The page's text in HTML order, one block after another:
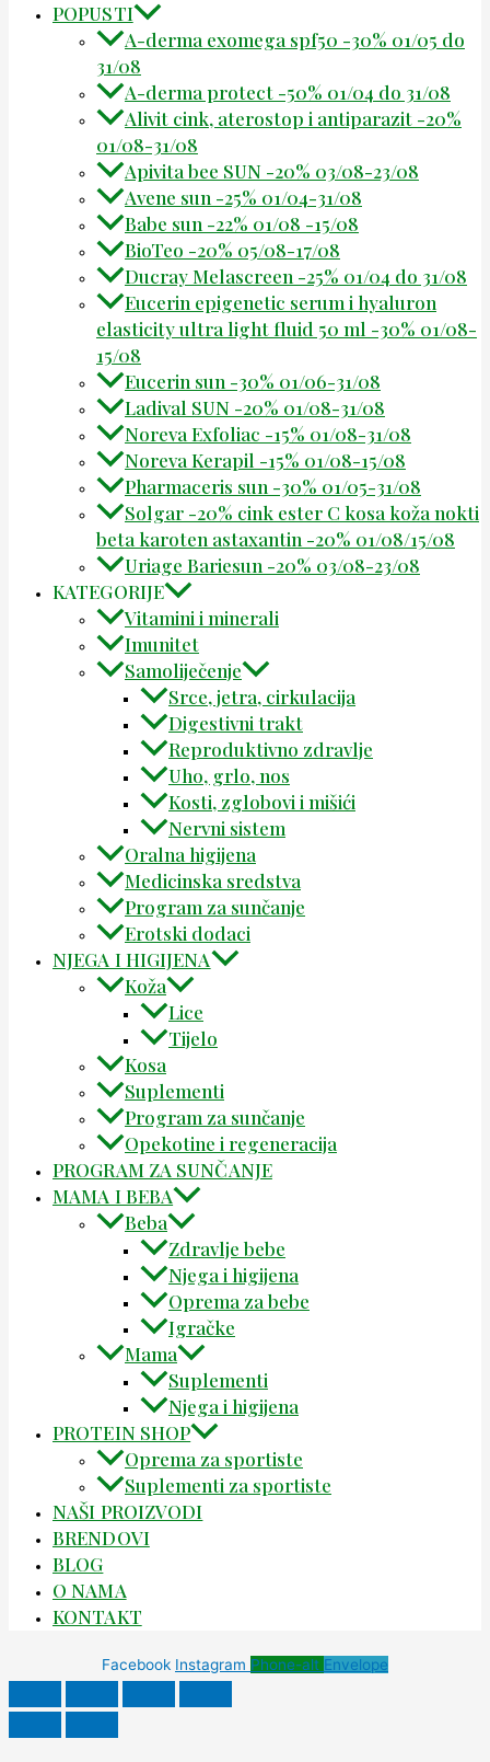
POPUSTI
A-derma exomega spf50 -30% 01/05 do
31/08
A-derma protect -50% 01/04 do 31/08
Alivit cink, aterostop i antiparazit -20%
01/08-31/08
Apivita bee SUN -20% 03/08-23/08
Avene sun -25% 01/04-31/08
Babe sun -22% 01/08 -15/08
BioTeo -20% 05/08-17/08
Ducray Melascreen -25% 01/04 do 31/08
Eucerin epigenetic serum i hyaluron
elasticity ultra light fluid 50 ml -30% 01/08-
15/08
Eucerin sun -30% 01/06-31/08
Ladival SUN -20% 01/08-31/08
Noreva Exfoliac -15% 01/08-31/08
Noreva Kerapil -15% 01/08-15/08
Pharmaceris sun -30% 01/05-31/08
Solgar -20% cink ester C kosa koža nokti
beta karoten astaxantin -20% 01/08/15/08
Uriage Bariesun -20% 03/08-23/08
KATEGORIJE
Vitamini i minerali
Imunitet
Samoliječenje
Srce, jetra, cirkulacija
Digestivni trakt
Reproduktivno zdravlje
Uho, grlo, nos
Kosti, zglobovi i mišići
Nervni sistem
Oralna higijena
Medicinska sredstva
Program za sunčanje
Erotski dodaci
NJEGA I HIGIJENA
Koža
Lice
Tijelo
Kosa
Suplementi
Program za sunčanje
Opekotine i regeneracija
PROGRAM ZA SUNČANJE
MAMA I BEBA
Beba
Zdravlje bebe
Njega i higijena
Oprema za bebe
Igračke
Mama
Suplementi
Njega i higijena
PROTEIN SHOP
Oprema za sportiste
Suplementi za sportiste
NAŠI PROIZVODI
BRENDOVI
BLOG
O NAMA
KONTAKT
Facebook Instagram Phone-alt Envelope